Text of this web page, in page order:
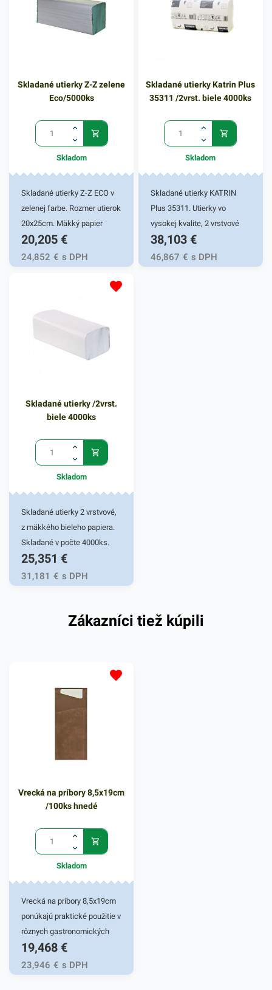
Skladané utierky Z-Z zelene
Eco/5000ks
Skladom
Skladané utierky Z-Z ECO v
zelenej farbe. Rozmer utierok
20x25cm. Mäkký papier
zaručí komfortné použitie a
jemný kontakt s pokožkou.
Používajú sa do zásobníkov
počte 5000kusov.
20,205 €
24,852 € s DPH
Skladané utierky Katrin Plus
35311 /2vrst. biele 4000ks
Skladom
Skladané utierky KATRIN
Plus 35311. Utierky vo
vysokej kvalite, 2 vrstvové
utierky z mäkkého bieleho
papiera. Skladané v počte
4000ks. Pouzívajú sa do
38,103 €
46,867 € s DPH
Skladané utierky /2vrst.
biele 4000ks
Skladom
Skladané utierky 2 vrstvové,
z mäkkého bieleho papiera.
Skladané v počte 4000ks.
Používajú sa do zásobníkov
na utierky na toaletách,
výdajných pultoch a pod.
25,351 €
31,181 € s DPH
Zákazníci tiež kúpili
Vrecká na príbory 8,5x19cm
/100ks hnedé
Skladom
Vrecká na príbory 8,5x19cm
ponúkajú praktické použitie v
rôznych gastronomických
prevádzkach. Vrecko možno
použiť ako elegantné puzdro
na príbor. Medzi jeho hlavné
19,468 €
23,946 € s DPH